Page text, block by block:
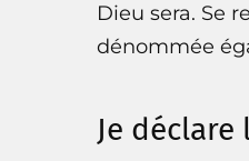
Dieu sera. Se
dénommée
Je